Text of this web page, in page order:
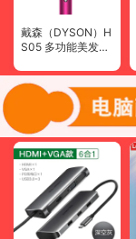
戴森（DYSON）H
S05 多功能美发棒
器